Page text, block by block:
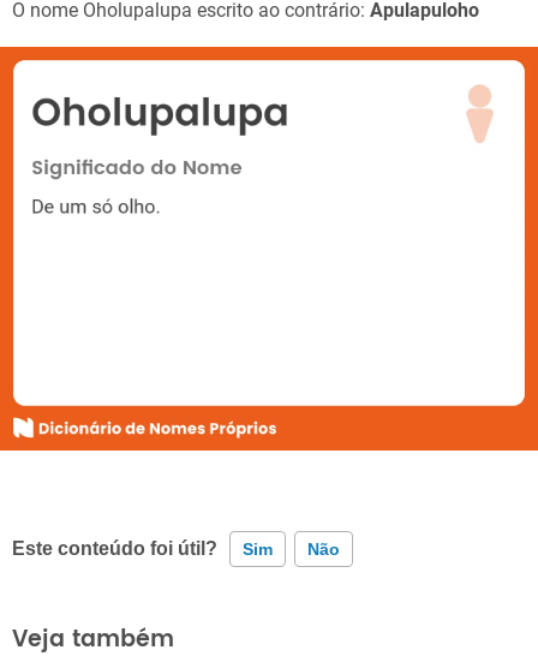
O nome Oholupalupa escrito ao contrário: Apulapuloho
Este conteúdo foi útil? Sim Não
Este conteúdo contém informação incorreta
Veja também